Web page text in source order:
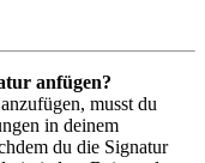
anfügen?
musst du
in deinem
du die Signatur